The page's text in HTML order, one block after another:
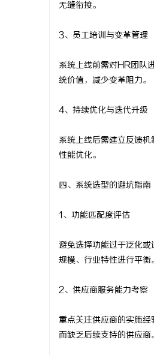
无缝衔接。
3、员工培训与变革管理
系统上线前需对HR团队
统价值，减少变革阻力。
4、持续优化与迭代升级
系统上线后需建立反馈
性能优化。
四、系统选型的避坑指南
1、功能匹配度评估
避免选择功能过于泛化
规模、行业特性进行平衡。
2、供应商服务能力考察
重点关注供应商的实施
而缺乏后续支持的供应商。